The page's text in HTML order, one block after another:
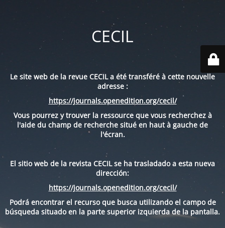
CECIL
Le site web de la revue CECIL a été transféré à cette nouvelle
adresse :
https://journals.openedition.org/cecil/
Vous pourrez y trouver la ressource que vous recherchez à
l'aide du champ de recherche situé en haut à gauche de
l'écran.
El sitio web de la revista CECIL se ha trasladado a esta nueva
dirección:
https://journals.openedition.org/cecil/
Podrá encontrar el recurso que busca utilizando el campo de
búsqueda situado en la parte superior izquierda de la pantalla.